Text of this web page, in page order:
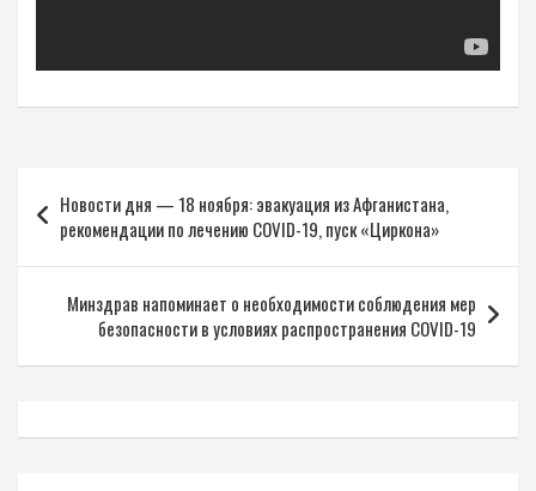
по
записям
Новости дня — 18 ноября: эвакуация из Афганистана,
рекомендации по лечению COVID-19, пуск «Циркона»
Минздрав напоминает о необходимости соблюдения мер
безопасности в условиях распространения COVID-19